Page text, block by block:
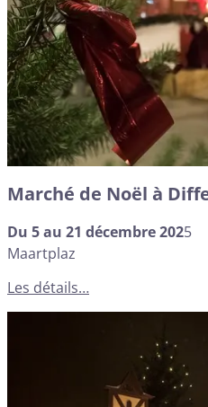
Marché de Noël à
Du 5 au 21 décembre 2025
Maartplaz
Les détails…